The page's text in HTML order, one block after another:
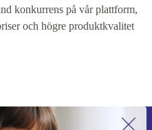
konkurrens på vår plattform,
och högre produktkvalitet